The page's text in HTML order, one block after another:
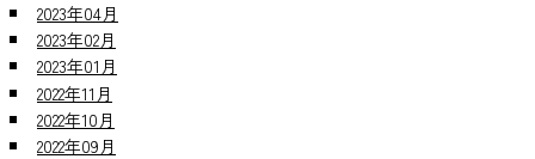
2023年04月
2023年02月
2023年01月
2022年11月
2022年10月
2022年09月